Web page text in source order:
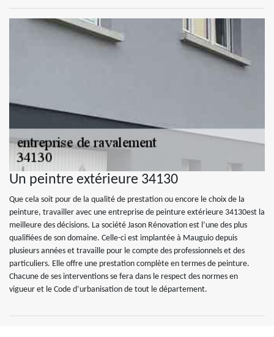
Un peintre extérieure 34130
Que cela soit pour de la qualité de prestation ou encore le choix de la
peinture, travailler avec une entreprise de peinture extérieure 34130est la
meilleure des décisions. La société Jason Rénovation est l’une des plus
qualifiées de son domaine. Celle-ci est implantée à Mauguio depuis
plusieurs années et travaille pour le compte des professionnels et des
particuliers. Elle offre une prestation complète en termes de peinture.
Chacune de ses interventions se fera dans le respect des normes en
vigueur et le Code d’urbanisation de tout le département.